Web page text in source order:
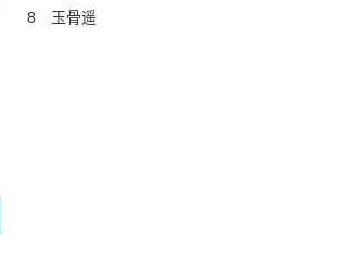
8 玉骨遥
2021-01-04